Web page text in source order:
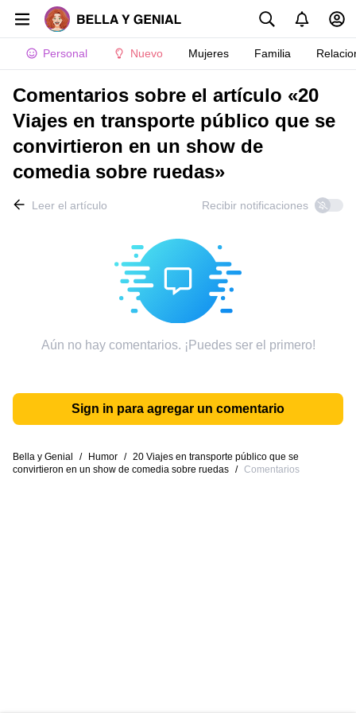
Personal Nuevo Mujeres Familia
Comentarios sobre el artículo «20
Viajes en transporte público que se
convirtieron en un show de
comedia sobre ruedas»
Leer el artículo Recibir notificaciones
Aún no hay comentarios. ¡Puedes ser el primero!
Sign in para agregar un comentario
Bella y Genial / Humor / 20 Viajes en transporte público que se
convirtieron en un show de comedia sobre ruedas / Comentarios